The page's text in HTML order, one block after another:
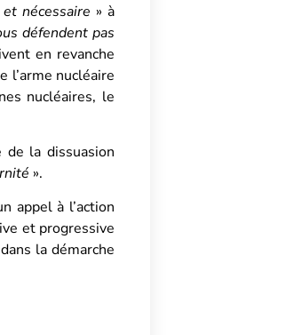
nécessaire » à
défendent pas
en revanche
nucléaire
nucléaires, le
de la dissuasion
».
appel à l’action
et progressive
la démarche